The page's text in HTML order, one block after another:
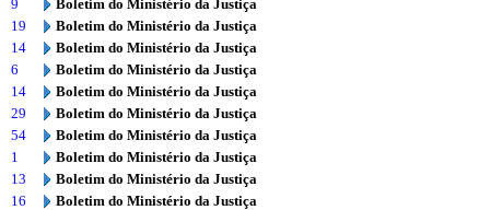
9
Boletim do Ministério da Justiça
19
Boletim do Ministério da Justiça
14
Boletim do Ministério da Justiça
6
Boletim do Ministério da Justiça
14
Boletim do Ministério da Justiça
29
Boletim do Ministério da Justiça
54
Boletim do Ministério da Justiça
1
Boletim do Ministério da Justiça
13
Boletim do Ministério da Justiça
16
Boletim do Ministério da Justiça